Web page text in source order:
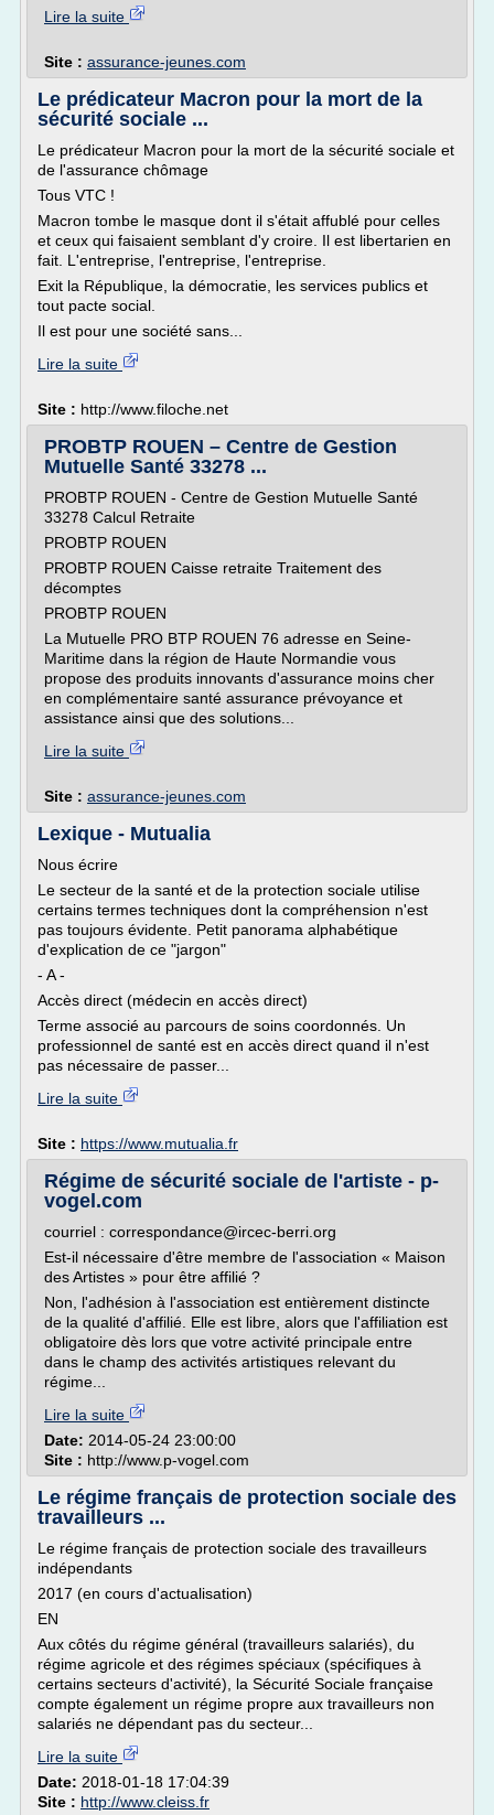
Lire la suite
Site : assurance-jeunes.com
Le prédicateur Macron pour la mort de la
sécurité sociale ...
Le prédicateur Macron pour la mort de la sécurité sociale et
de l'assurance chômage
Tous VTC !
Macron tombe le masque dont il s'était affublé pour celles
et ceux qui faisaient semblant d'y croire. Il est libertarien en
fait. L'entreprise, l'entreprise, l'entreprise.
Exit la République, la démocratie, les services publics et
tout pacte social.
Il est pour une société sans...
Lire la suite
Site : http://www.filoche.net
PROBTP ROUEN – Centre de Gestion
Mutuelle Santé 33278 ...
PROBTP ROUEN - Centre de Gestion Mutuelle Santé
33278 Calcul Retraite
PROBTP ROUEN
PROBTP ROUEN Caisse retraite Traitement des
décomptes
PROBTP ROUEN
La Mutuelle PRO BTP ROUEN 76 adresse en Seine-
Maritime dans la région de Haute Normandie vous
propose des produits innovants d'assurance moins cher
en complémentaire santé assurance prévoyance et
assistance ainsi que des solutions...
Lire la suite
Site : assurance-jeunes.com
Lexique - Mutualia
Nous écrire
Le secteur de la santé et de la protection sociale utilise
certains termes techniques dont la compréhension n'est
pas toujours évidente. Petit panorama alphabétique
d'explication de ce "jargon"
- A -
Accès direct (médecin en accès direct)
Terme associé au parcours de soins coordonnés. Un
professionnel de santé est en accès direct quand il n'est
pas nécessaire de passer...
Lire la suite
Site : https://www.mutualia.fr
Régime de sécurité sociale de l'artiste - p-
vogel.com
courriel : correspondance@ircec-berri.org
Est-il nécessaire d'être membre de l'association « Maison
des Artistes » pour être affilié ?
Non, l'adhésion à l'association est entièrement distincte
de la qualité d'affilié. Elle est libre, alors que l'affiliation est
obligatoire dès lors que votre activité principale entre
dans le champ des activités artistiques relevant du
régime...
Lire la suite
Date: 2014-05-24 23:00:00
Site : http://www.p-vogel.com
Le régime français de protection sociale des
travailleurs ...
Le régime français de protection sociale des travailleurs
indépendants
2017 (en cours d'actualisation)
EN
Aux côtés du régime général (travailleurs salariés), du
régime agricole et des régimes spéciaux (spécifiques à
certains secteurs d'activité), la Sécurité Sociale française
compte également un régime propre aux travailleurs non
salariés ne dépendant pas du secteur...
Lire la suite
Date: 2018-01-18 17:04:39
Site : http://www.cleiss.fr